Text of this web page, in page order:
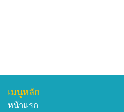
เมนูหลัก
หน้าแรก